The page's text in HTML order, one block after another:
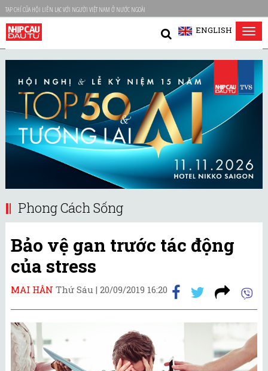
TẠP CHÍ CỦA HỘI LIÊN LẠC VỚI NGƯỜI VIỆT NAM Ở NƯỚC NGOÀI
ENGLISH
Phong Cách Sống
Bảo vệ gan trước tác động
của stress
MAI HÂN Thứ Sáu | 20/09/2019 16:20